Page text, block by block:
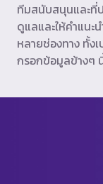
ทีมสนับสนุนและที่
ดูแลและให้คำแน
หลายช่องทาง ทั้ง
กรอกข้อมูลข้างๆ